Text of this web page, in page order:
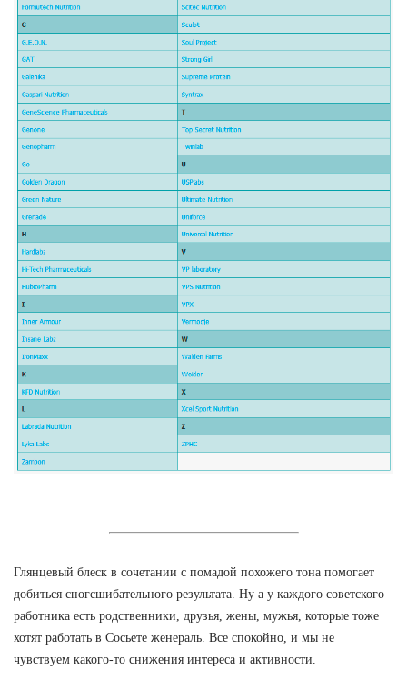
Глянцевый блеск в сочетании с помадой похожего тона помогает
добиться сногсшибательного результата. Ну а у каждого советского
работника есть родственники, друзья, жены, мужья, которые тоже
хотят работать в Сосьете женераль. Все спокойно, и мы не
чувствуем какого-то снижения интереса и активности.